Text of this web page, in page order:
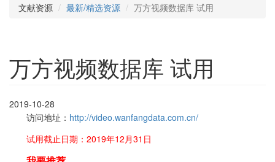
文献资源 最新/精选资源 万方视频数据库 试用
万方视频数据库 试用
2019-10-28
访问地址： http://video.wanfangdata.com.cn/
试用截止日期：2019年12月31日